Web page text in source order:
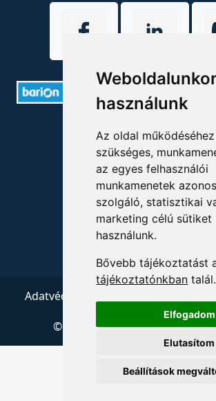
használunk
Az oldal
szükséges,
az egyes felhasználói
munkamenetek
szolgáló, statisztikai
marketing célú sütiket
használunk.
Bővebb tájékoztatást
tájékoztatónkban talál.
Elfogadom
Elutasítom
Beállítások
ELÉRHETŐSÉGEK
+36 1 880 7600
info@mprx.hu
Adatvédelem
© 2026 Copyright: